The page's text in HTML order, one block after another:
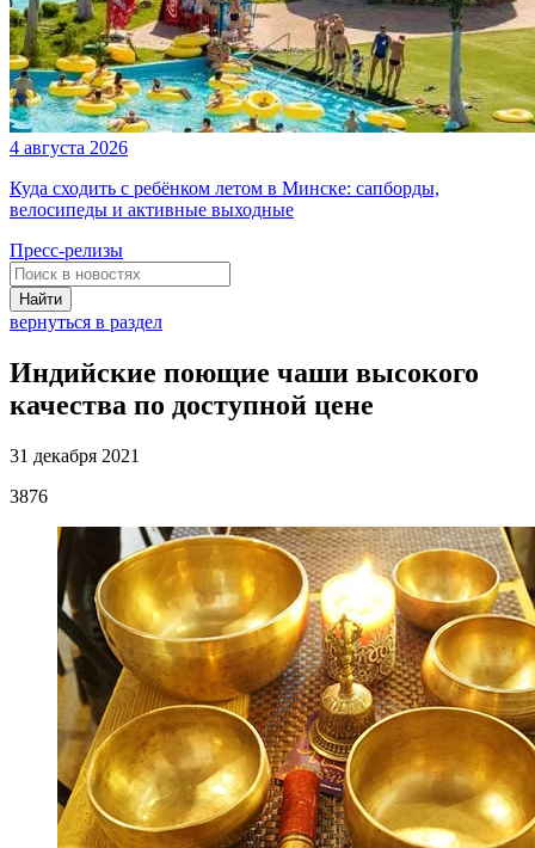
4 августа 2026
Куда сходить с ребёнком летом в Минске: сапборды,
велосипеды и активные выходные
Пресс-релизы
Найти
вернуться в раздел
Индийские поющие чаши высокого
качества по доступной цене
31 декабря 2021
3876